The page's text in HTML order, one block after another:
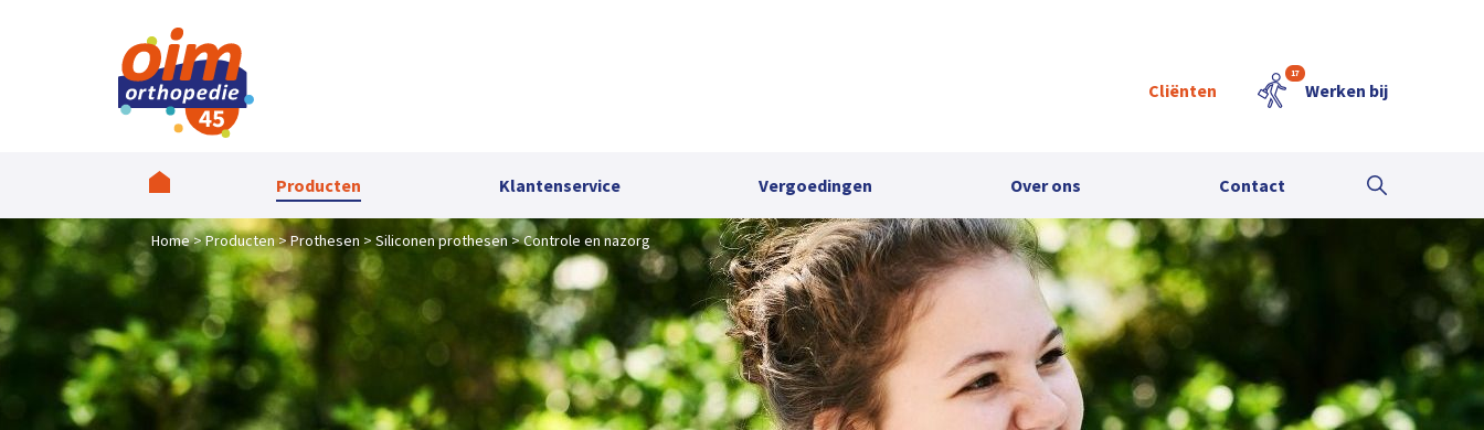
Cliënten
17
Werken bij
Producten Klantenservice Vergoedingen Over ons Contact
Home Producten Prothesen Siliconen prothesen Controle en nazorg